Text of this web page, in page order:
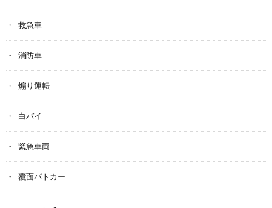
救急車
消防車
煽り運転
白バイ
緊急車両
覆面パトカー